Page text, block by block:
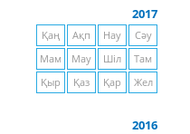
2017
Қаң Ақп Нау
Сәу
Мам
Мау Шіл
Там
Қыр
Қаз Қар Жел
2016